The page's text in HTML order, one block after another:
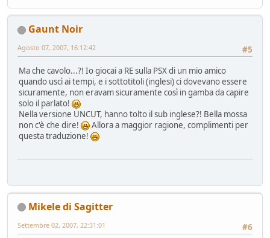
Gaunt Noir
#5
Agosto 07, 2007, 16:12:42
Ma che cavolo...?! Io giocai a RE sulla PSX di un mio amico
quando uscì ai tempi, e i sottotitoli (inglesi) ci dovevano essere
sicuramente, non eravam sicuramente così in gamba da capire
solo il parlato!
Nella versione UNCUT, hanno tolto il sub inglese?! Bella mossa
non c'è che dire!
Allora a maggior ragione, complimenti per
questa traduzione!
Mikele di Sagitter
#6
Settembre 02, 2007, 22:31:01